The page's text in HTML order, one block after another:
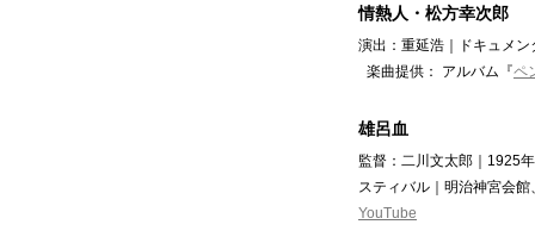
情熱人・松方幸次郎
演出：重延浩｜ドキュメ
楽曲提供： アルバム『ペ
雄呂血
監督：二川文太郎｜1925
スティバル｜明治神宮会
YouTube